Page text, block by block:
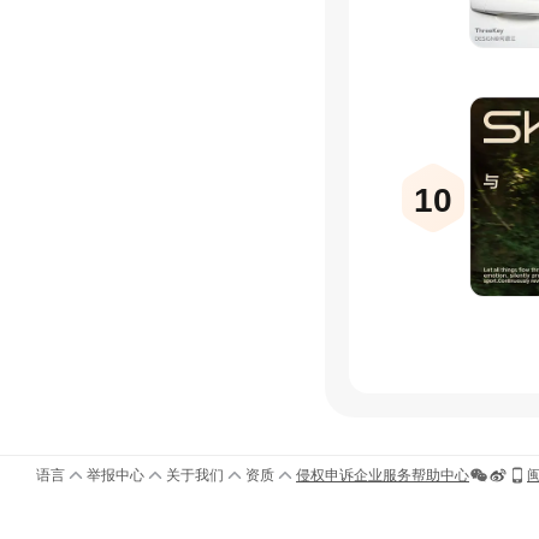
10
语言 举报中心 关于我们 资质 侵权申诉企业服务帮助中心